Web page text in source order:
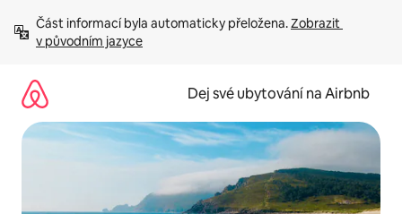
obsah
Část informací byla automaticky přeložena. Zobrazit
v původním jazyce
Dej své ubytování na Airbnb